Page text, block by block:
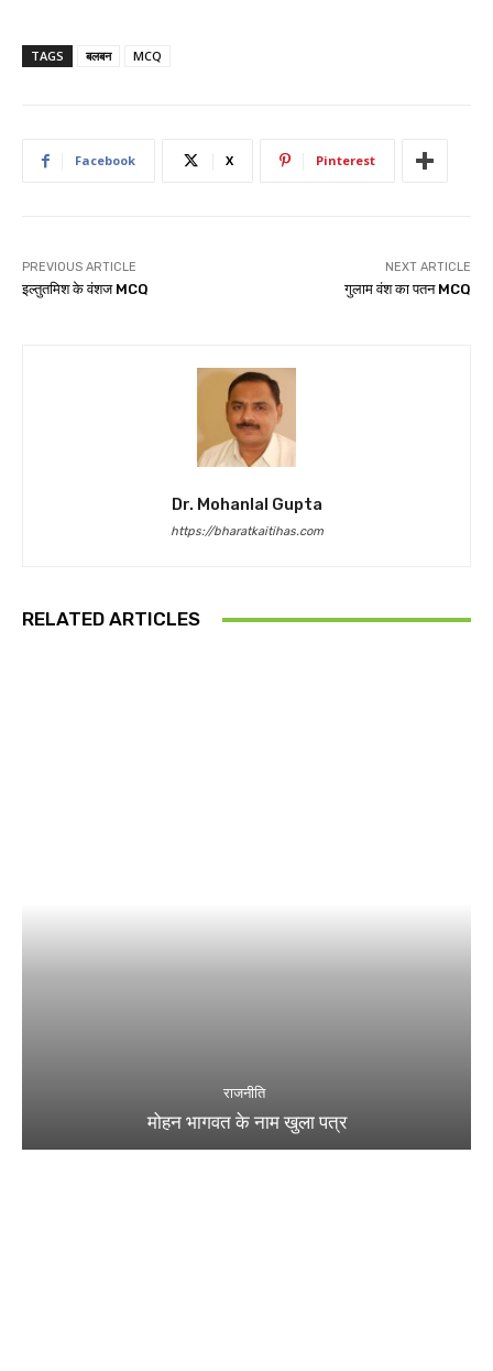
TAGS बलबन MCQ
Facebook X Pinterest
PREVIOUS ARTICLE
इल्तुतमिश के वंशज MCQ
NEXT ARTICLE
गुलाम वंश का पतन MCQ
Dr. Mohanlal Gupta
https://bharatkaitihas.com
RELATED ARTICLES
राजनीति
मोहन भागवत के नाम खुला पत्र